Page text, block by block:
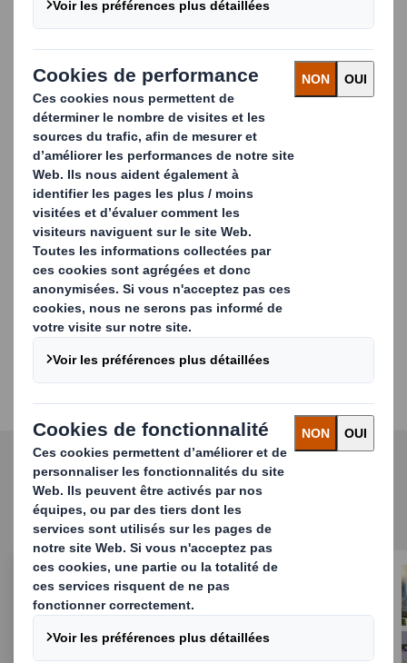
Pour y parvenir, nous fournissons à nos clientsdes
produits durables et de haute qualité, fabriqués et
livrés dans les délais. Le tout soutenu par une
gamme complète de services techniques et
logistiques pour soutenir et améliorer leurs activités.
Nous plaçons la barre très haut dans tous les
aspects de notre service. En affinant nos
stratégies et en pensant différemment,
services de chaîne logistique assurent des délais de
livraison plus courts et garantissent une livraison
24 heures sur 24.
Notre équipe du service technique à la clientèle
sur le pont pour améliorer les performances des
onduleuses de nos clients et résoudre les
problèmes techniques dès qu’ils surviennent.
Découvrez nos services